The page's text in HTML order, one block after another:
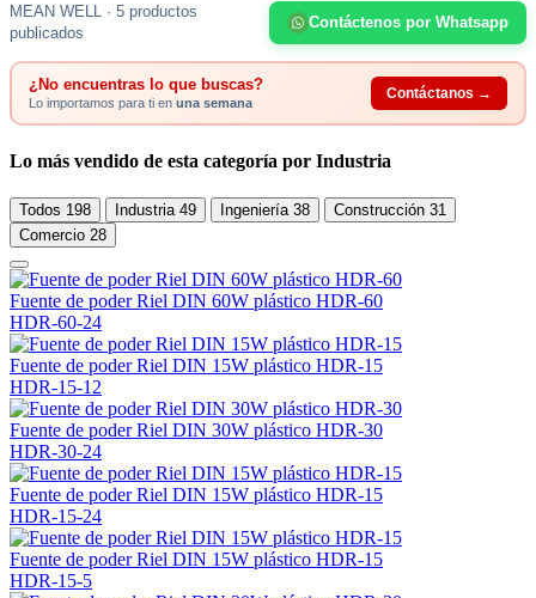
MEAN WELL · 5 productos
publicados
Contáctenos por Whatsapp
¿No encuentras lo que buscas?
Lo importamos para ti en una semana
Contáctanos →
Lo más vendido de esta categoría por Industria
Todos 198 Industria 49 Ingeniería 38 Construcción 31
Comercio 28
Fuente de poder Riel DIN 60W plástico HDR-60
HDR-60-24
Fuente de poder Riel DIN 15W plástico HDR-15
HDR-15-12
Fuente de poder Riel DIN 30W plástico HDR-30
HDR-30-24
Fuente de poder Riel DIN 15W plástico HDR-15
HDR-15-24
Fuente de poder Riel DIN 15W plástico HDR-15
HDR-15-5